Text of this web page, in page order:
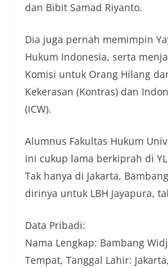
dan Bibit Samad Riyanto.
Dia juga pernah memimpin
Hukum Indonesia, serta
Komisi untuk Orang Hilang
Kekerasan (Kontras) dan
(ICW).
Alumnus Fakultas Hukum
ini cukup lama berkiprah di
Tak hanya di Jakarta,
dirinya untuk LBH Jayapura,
Data Pribadi:
Nama Lengkap: Bambang
Tempat, Tanggal Lahir: